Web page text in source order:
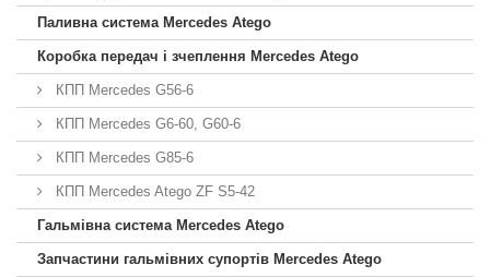
Паливна система Mercedes Atego
Коробка передач і зчеплення Mercedes Atego
КПП Mercedes G56-6
КПП Mercedes G6-60, G60-6
КПП Mercedes G85-6
КПП Mercedes Atego ZF S5-42
Гальмівна система Mercedes Atego
Запчастини гальмівних супортів Mercedes Atego